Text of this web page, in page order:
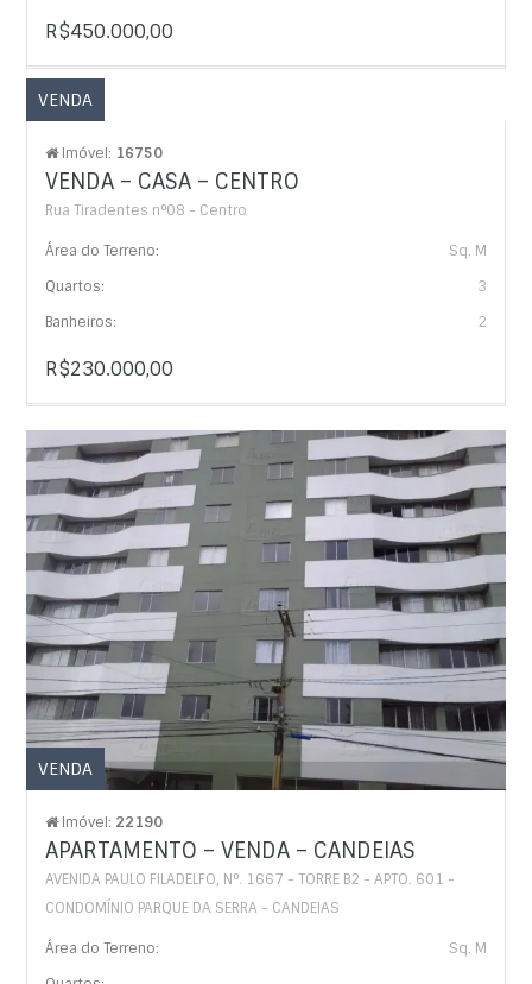
R$450.000,00
VENDA
Imóvel: 16750
VENDA – CASA – CENTRO
Rua Tiradentes n°08 - Centro
Área do Terreno:
Sq. M
Quartos:
3
Banheiros:
2
R$230.000,00
VENDA
Imóvel: 22190
APARTAMENTO – VENDA – CANDEIAS
AVENIDA PAULO FILADELFO, N°. 1667 - TORRE B2 - APTO. 601 -
CONDOMÍNIO PARQUE DA SERRA - CANDEIAS
Área do Terreno:
Sq. M